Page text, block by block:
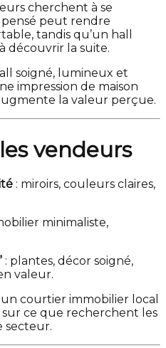
cherchent à se
peut rendre
tandis qu’un hall
découvrir la suite.
soigné, lumineux et
impression de maison
la valeur perçue.
vendeurs
: miroirs, couleurs claires,
minimaliste,
: plantes, décor soigné,
valeur.
un courtier immobilier local
sur ce que recherchent les
secteur.